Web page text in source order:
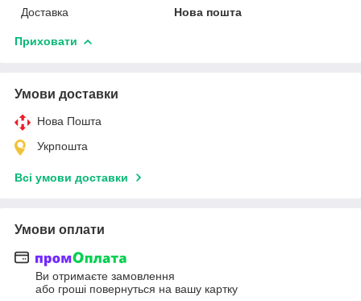
Доставка
Нова пошта
Приховати
Умови доставки
Нова Пошта
Укрпошта
Всі умови доставки
Умови оплати
Ви отримаєте замовлення
або гроші повернуться на вашу картку